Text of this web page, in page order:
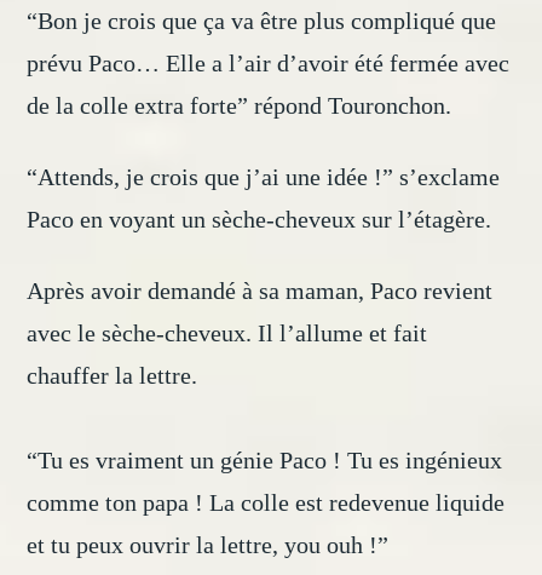
“Bon je crois que ça va être plus compliqué que
prévu Paco… Elle a l’air d’avoir été fermée avec
de la colle extra forte” répond Touronchon.
“Attends, je crois que j’ai une idée !” s’exclame
Paco en voyant un sèche-cheveux sur l’étagère.
Après avoir demandé à sa maman, Paco revient
avec le sèche-cheveux. Il l’allume et fait
chauffer la lettre.
“Tu es vraiment un génie Paco ! Tu es ingénieux
comme ton papa ! La colle est redevenue liquide
et tu peux ouvrir la lettre, you ouh !”